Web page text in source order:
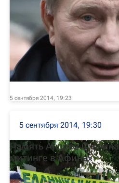
5 сентября 2014, 19:23
5 сентября 2014, 19:30
Память Андрея
митинге в Афинах